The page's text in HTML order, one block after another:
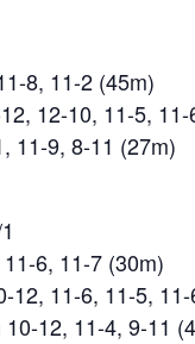
8, 11-2 (45m)
12-10, 11-5, 11-
11-9, 8-11 (27m)
6, 11-7 (30m)
12, 11-6, 11-5,
12, 11-4, 9-11